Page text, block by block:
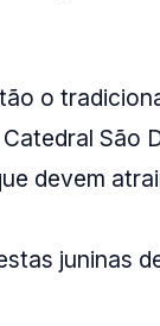
o
São
devem
juninas